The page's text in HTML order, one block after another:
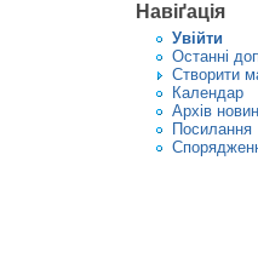
л
о
в
н
Навіґація
Увiйти
Останні
Створити
Календар
Архів новин
Посилання